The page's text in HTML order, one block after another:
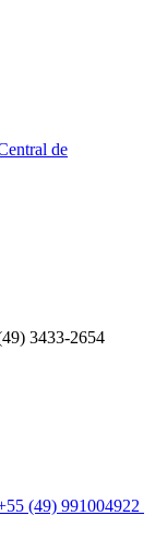
de
3433-2654
(49) 991004922